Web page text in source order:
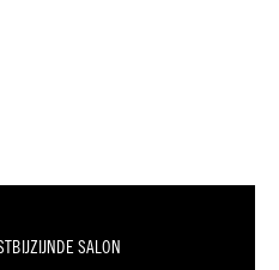
SALON